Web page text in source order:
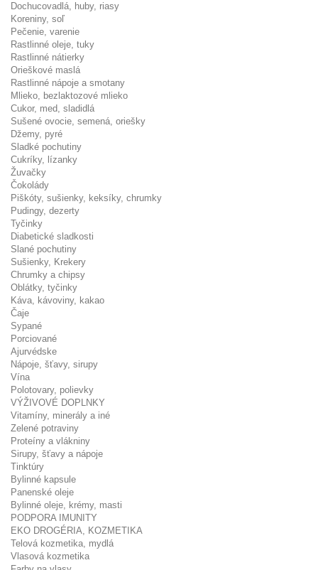
Dochucovadlá, huby, riasy
Koreniny, soľ
Pečenie, varenie
Rastlinné oleje, tuky
Rastlinné nátierky
Orieškové maslá
Rastlinné nápoje a smotany
Mlieko, bezlaktozové mlieko
Cukor, med, sladidlá
Sušené ovocie, semená, oriešky
Džemy, pyré
Sladké pochutiny
Cukríky, lízanky
Žuvačky
Čokolády
Piškóty, sušienky, keksíky, chrumky
Pudingy, dezerty
Tyčinky
Diabetické sladkosti
Slané pochutiny
Sušienky, Krekery
Chrumky a chipsy
Oblátky, tyčinky
Káva, kávoviny, kakao
Čaje
Sypané
Porciované
Ajurvédske
Nápoje, šťavy, sirupy
Vína
Polotovary, polievky
VÝŽIVOVÉ DOPLNKY
Vitamíny, minerály a iné
Zelené potraviny
Proteíny a vlákniny
Sirupy, šťavy a nápoje
Tinktúry
Bylinné kapsule
Panenské oleje
Bylinné oleje, krémy, masti
PODPORA IMUNITY
EKO DROGÉRIA, KOZMETIKA
Telová kozmetika, mydlá
Vlasová kozmetika